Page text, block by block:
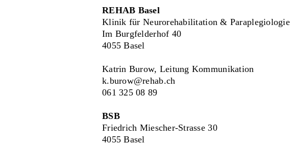
REHAB Basel
Klinik für Neurorehabilitation & Paraplegiologie
Im Burgfelderhof 40
4055 Basel
Katrin Burow, Leitung Kommunikation
k.burow@rehab.ch
061 325 08 89
BSB
Friedrich Miescher-Strasse 30
4055 Basel